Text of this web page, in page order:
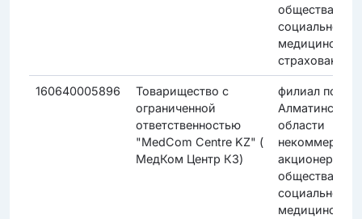
общества
социального
медицинского
страхования"
160640005896
Товарищество с
ограниченной
ответственностью
"MedCom Centre KZ" (
МедКом Центр КЗ)
филиал по
Алматинской
области
акционерного
общества
социального
медицинского